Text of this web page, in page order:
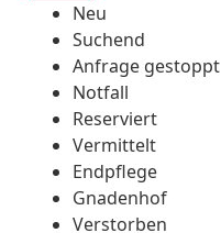
Neu
Suchend
Anfrage gestoppt
Notfall
Reserviert
Vermittelt
Endpflege
Gnadenhof
Verstorben